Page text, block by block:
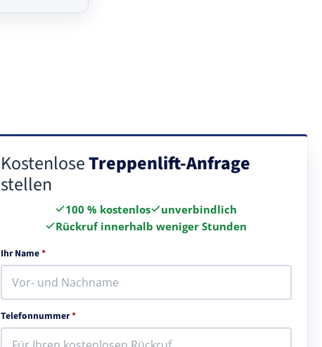
KostenloseTreppenlift-Anfrage
stellen
100 % kostenlos
unverbindlich
Rückruf innerhalb weniger Stunden
Ihr Name*
Telefonnummer*